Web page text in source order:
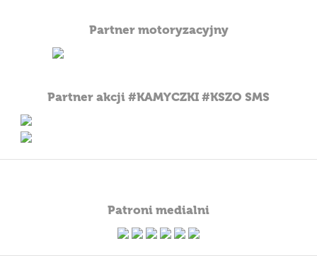
Partner motoryzacyjny
Partner akcji #KAMYCZKI #KSZO SMS
Patroni medialni